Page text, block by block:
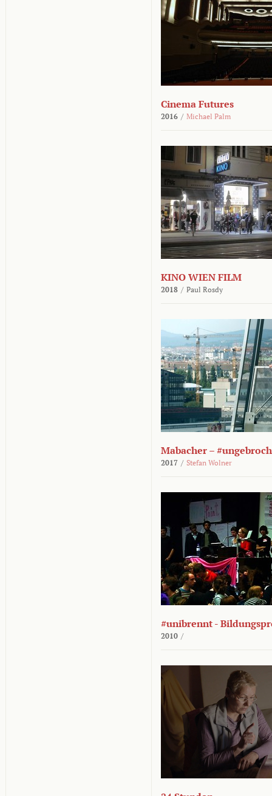
Cinema Futures
2016 / Michael Palm
KINO WIEN FILM
2018 / Paul Rosdy
Mabacher –
2017 / Stefan Wolner
#unibrennt -
2010 /